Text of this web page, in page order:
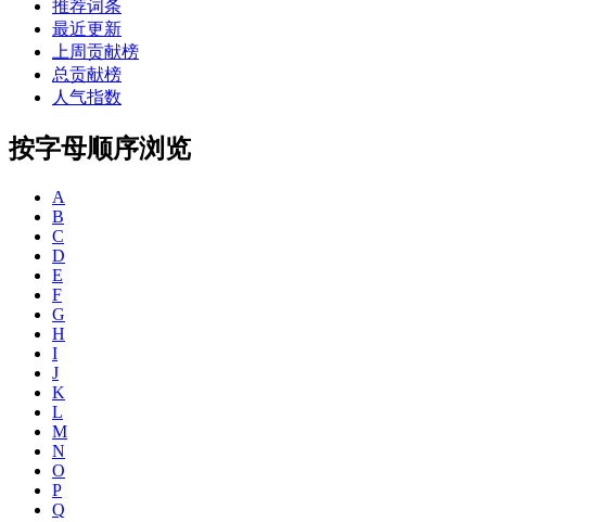
推荐词条
最近更新
上周贡献榜
总贡献榜
人气指数
按字母顺序浏览
A
B
C
D
E
F
G
H
I
J
K
L
M
N
O
P
Q